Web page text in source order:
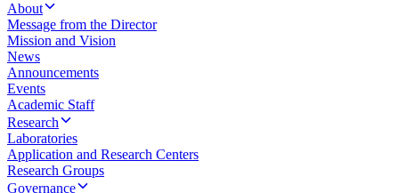
About
Message from the Director
Mission and Vision
News
Announcements
Events
Academic Staff
Research
Laboratories
Application and Research Centers
Research Groups
Governance